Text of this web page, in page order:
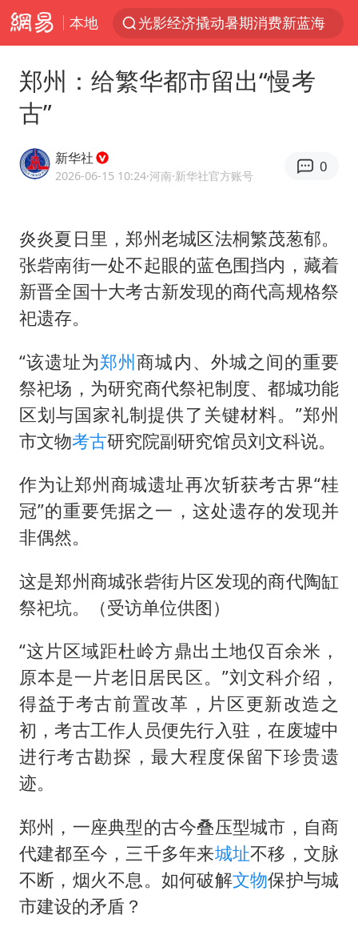
本地
光影经济撬动暑期消费新蓝海
郑丽文：台湾从来没有“独立”过
情侣平潭拍日出坠崖1死1伤
茅台部分直营店飞天茅台提价
白海豚将正面袭击贯穿浙江
酒店回应车内过夜被收150元
酒店花洒现排泄物住客索赔遭拒
杭州全市有序停课
夏日经济乘“热”而上 消费市场向“新”而行
新疆优化调整景区内自驾服务费
全民健身事业高质量发展
郑州：给繁华都市留出“慢考
古”
新华社
2026-06-15 10:24·河南·新华社官方账号
0
炎炎夏日里，郑州老城区法桐繁茂葱郁。
张砦南街一处不起眼的蓝色围挡内，藏着
新晋全国十大考古新发现的商代高规格祭
祀遗存。
“该遗址为郑州商城内、外城之间的重要
祭祀场，为研究商代祭祀制度、都城功能
区划与国家礼制提供了关键材料。”郑州
市文物考古研究院副研究馆员刘文科说。
作为让郑州商城遗址再次斩获考古界“桂
冠”的重要凭据之一，这处遗存的发现并
非偶然。
这是郑州商城张砦街片区发现的商代陶缸
祭祀坑。（受访单位供图）
“这片区域距杜岭方鼎出土地仅百余米，
原本是一片老旧居民区。”刘文科介绍，
得益于考古前置改革，片区更新改造之
初，考古工作人员便先行入驻，在废墟中
进行考古勘探，最大程度保留下珍贵遗
迹。
郑州，一座典型的古今叠压型城市，自商
代建都至今，三千多年来城址不移，文脉
不断，烟火不息。如何破解文物保护与城
市建设的矛盾？